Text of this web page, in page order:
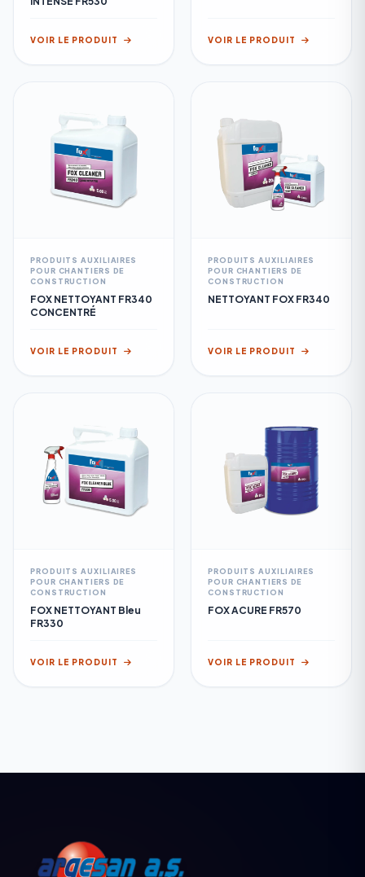
VOIR LE PRODUIT VOIR LE PRODUIT
PRODUITS AUXILIAIRES
POUR CHANTIERS DE
CONSTRUCTION
FOX NETTOYANT FR340
CONCENTRÉ
VOIR LE PRODUIT
PRODUITS AUXILIAIRES
POUR CHANTIERS DE
CONSTRUCTION
NETTOYANT FOX FR340
VOIR LE PRODUIT
PRODUITS AUXILIAIRES
POUR CHANTIERS DE
CONSTRUCTION
FOX NETTOYANT Bleu
FR330
VOIR LE PRODUIT
PRODUITS AUXILIAIRES
POUR CHANTIERS DE
CONSTRUCTION
FOX ACURE FR570
VOIR LE PRODUIT